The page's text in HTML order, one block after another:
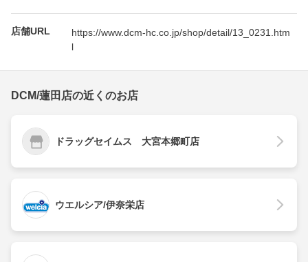
店舗URL
https://www.dcm-hc.co.jp/shop/detail/13_0231.htm
l
DCM/蓮田店の近くのお店
ドラッグセイムス 大宮本郷町店
ウエルシア/伊奈栄店